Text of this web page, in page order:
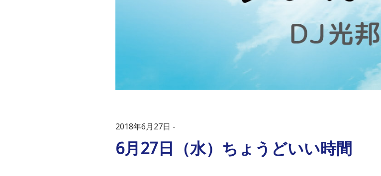
2018年6月27日
6月27日（水）ちょうどいい時間